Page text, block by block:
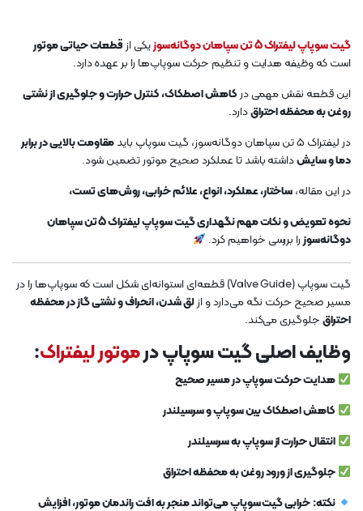
گیت سوپاپ لیفتراک 5 تن سپاهان دوگانه‌سوز یکی ازقطعات حیاتی موتور
است که وظیفه هدایت و تنظیم حرکت سوپاپ‌ها را بر عهده دارد.
این قطعه نقش مهمی درکاهش اصطکاک، کنترل حرارت و جلوگیری از نشتی
روغن به محفظه احتراقدارد.
در لیفتراک 5 تن سپاهان دوگانه‌سوز، گیت سوپاپ باید
مقاومت بالایی در برابر
دما و سایشداشته باشد تا عملکرد صحیح موتور تضمین شود.
در این مقاله،ساختار، عملکرد، انواع، علائم خرابی، روش‌های تست،
نحوه تعویض و نکات مهم نگهداری گیت سوپاپ لیفتراک 5 تن سپاهان
دوگانه‌سوزرا بررسی خواهیم کرد.
گیت سوپاپ (Valve Guide) قطعه‌ای استوانه‌ای شکل است که سوپاپ‌ها را در
مسیر صحیح حرکت نگه می‌دارد و ازلق شدن، انحراف و نشتی گاز در محفظه
احتراقجلوگیری می‌کند.
وظایف اصلی گیت سوپاپ درموتور لیفتراک:
هدایت حرکت سوپاپ در مسیر صحیح
کاهش اصطکاک بین سوپاپ و سرسیلندر
انتقال حرارت از سوپاپ به سرسیلندر
جلوگیری از ورود روغن به محفظه احتراق
نکته:خرابی گیت سوپاپ می‌تواند منجر به افت راندمان موتور، افزایش